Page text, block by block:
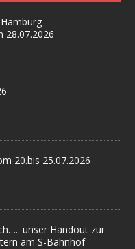
–
28.07.2026
20.bis 25.07.2026
unser Handout zur
am S-Bahnhof